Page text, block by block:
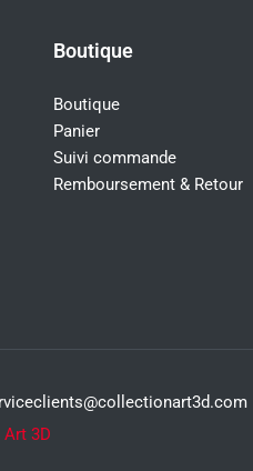
Boutique
Boutique
Panier
Suivi commande
Remboursement & Retour
3D